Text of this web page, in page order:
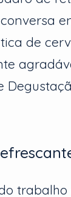
de
trabalho